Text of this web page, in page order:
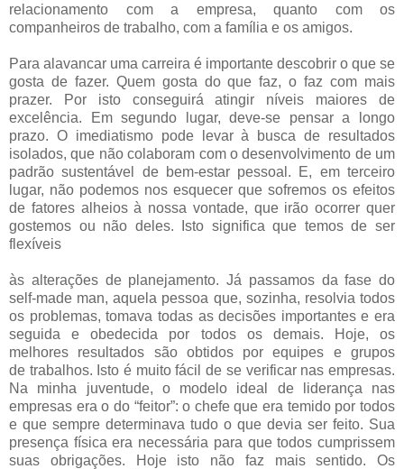
relacionamento com a empresa, quanto com os
companheiros de trabalho, com a família e os amigos.
Para alavancar uma carreira é importante descobrir o que se
gosta de fazer. Quem gosta do que faz, o faz com mais
prazer. Por isto conseguirá atingir níveis maiores de
excelência. Em segundo lugar, deve-se pensar a longo
prazo. O imediatismo pode levar à busca de resultados
isolados, que não colaboram com o desenvolvimento de um
padrão sustentável de bem-estar pessoal. E, em terceiro
lugar, não podemos nos esquecer que sofremos os efeitos
de fatores alheios à nossa vontade, que irão ocorrer quer
gostemos ou não deles. Isto significa que temos de ser
flexíveis
às alterações de planejamento. Já passamos da fase do
self-made man, aquela pessoa que, sozinha, resolvia todos
os problemas, tomava todas as decisões importantes e era
seguida e obedecida por todos os demais. Hoje, os
melhores resultados são obtidos por equipes e grupos
de trabalhos. Isto é muito fácil de se verificar nas empresas.
Na minha juventude, o modelo ideal de liderança nas
empresas era o do “feitor”: o chefe que era temido por todos
e que sempre determinava tudo o que devia ser feito. Sua
presença física era necessária para que todos cumprissem
suas obrigações. Hoje isto não faz mais sentido. Os